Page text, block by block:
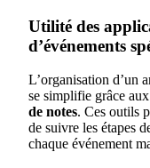
Utilité des
d’événements
L’organisation d’un
se simplifie grâce
de notes. Ces outils
de suivre les étapes
chaque événement